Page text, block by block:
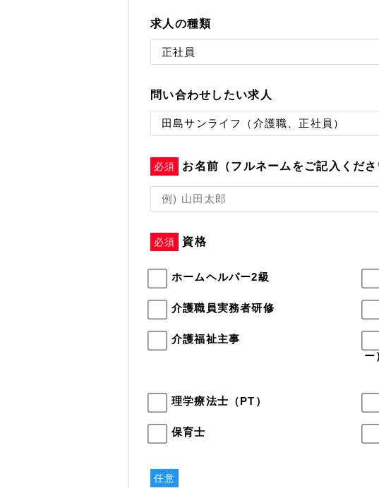
求人の種類
問い合わせしたい求人
必須 お名前（フルネームをご記入くださ
必須 資格
ホームヘルパー2級
介護職員実務者研修
介護福祉主事
ー
理学療法士（PT）
保育士
任意